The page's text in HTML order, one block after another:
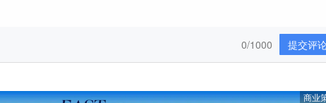
提交评
0/1000
商业